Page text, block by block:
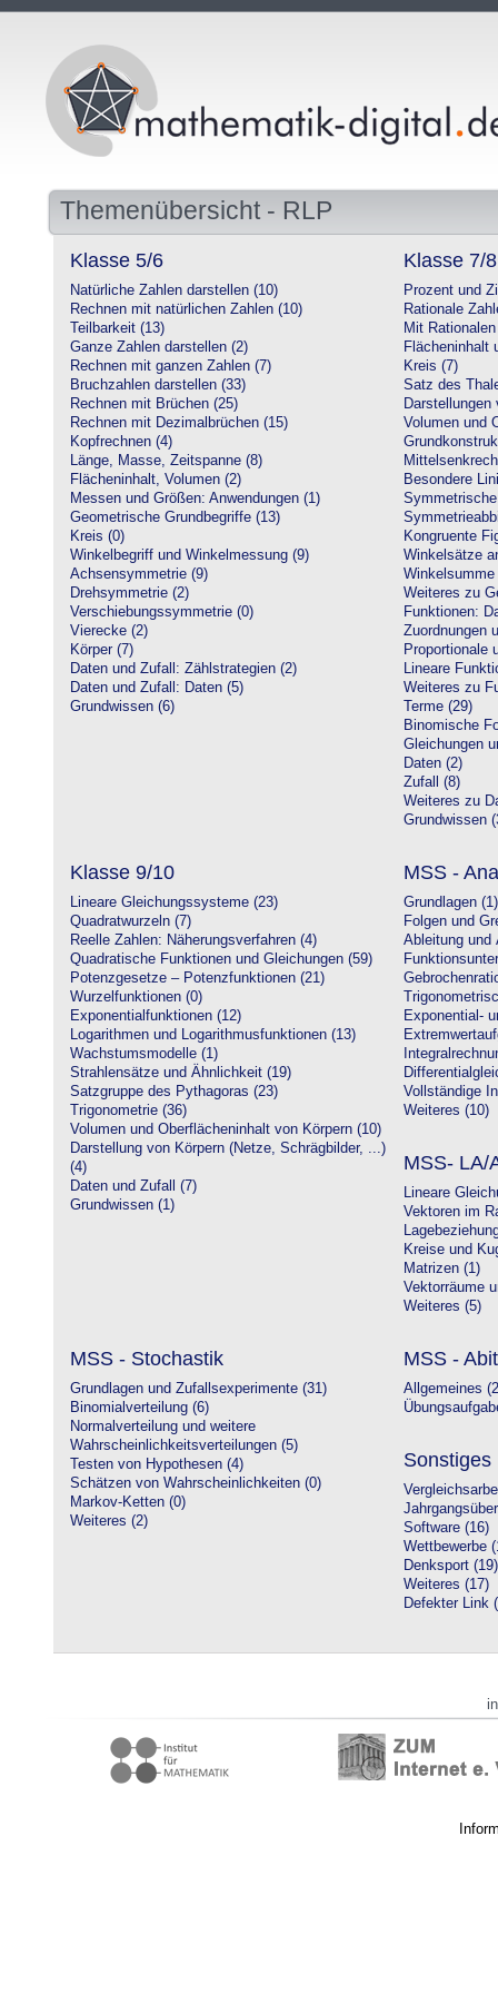
Themenübersicht - RLP
Klasse 5/6
Natürliche Zahlen darstellen (10)
Rechnen mit natürlichen Zahlen (10)
Teilbarkeit (13)
Ganze Zahlen darstellen (2)
Rechnen mit ganzen Zahlen (7)
Bruchzahlen darstellen (33)
Rechnen mit Brüchen (25)
Rechnen mit Dezimalbrüchen (15)
Kopfrechnen (4)
Länge, Masse, Zeitspanne (8)
Flächeninhalt, Volumen (2)
Messen und Größen: Anwendungen (1)
Geometrische Grundbegriffe (13)
Kreis (0)
Winkelbegriff und Winkelmessung (9)
Achsensymmetrie (9)
Drehsymmetrie (2)
Verschiebungssymmetrie (0)
Vierecke (2)
Körper (7)
Daten und Zufall: Zählstrategien (2)
Daten und Zufall: Daten (5)
Grundwissen (6)
Klasse 7/8
Prozent und
Rationale
Mit
Flächeninhalt
Kreis (7)
Satz des
Darstellungen
Volumen und
Besondere
Kongruente
Winkelsätze
Weiteres zu
Funktionen:
Zuordnungen
Proportionale
Lineare
Weiteres zu
Terme (29)
Binomische
Gleichungen
Daten (2)
Zufall (8)
Weiteres zu
Grundwissen
Klasse 9/10
Lineare Gleichungssysteme (23)
Quadratwurzeln (7)
Reelle Zahlen: Näherungsverfahren (4)
Quadratische Funktionen und Gleichungen (59)
Potenzgesetze – Potenzfunktionen (21)
Wurzelfunktionen (0)
Exponentialfunktionen (12)
Logarithmen und Logarithmusfunktionen (13)
Wachstumsmodelle (1)
Strahlensätze und Ähnlichkeit (19)
Satzgruppe des Pythagoras (23)
Trigonometrie (36)
Volumen und Oberflächeninhalt von Körpern (10)
Darstellung von Körpern (Netze, Schrägbilder, ...)
(4)
Daten und Zufall (7)
Grundwissen (1)
MSS -
Grundlagen (1)
Folgen und
Ableitung und
Exponential-
Vollständige
Weiteres (10)
MSS- LA/
Lineare
Vektoren im
Kreise und
Matrizen (1)
Vektorräume
Weiteres (5)
MSS - Stochastik
Grundlagen und Zufallsexperimente (31)
Binomialverteilung (6)
Normalverteilung und weitere
Wahrscheinlichkeitsverteilungen (5)
Testen von Hypothesen (4)
Schätzen von Wahrscheinlichkeiten (0)
Markov-Ketten (0)
Weiteres (2)
MSS -
Allgemeines
Sonstiges
Software (16)
Wettbewerbe
Denksport (19)
Weiteres (17)
Defekter Link